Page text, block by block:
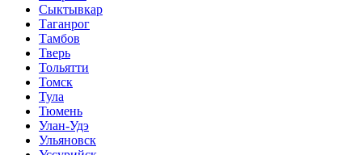
Сыктывкар
Таганрог
Тамбов
Тверь
Тольятти
Томск
Тула
Тюмень
Улан-Удэ
Ульяновск